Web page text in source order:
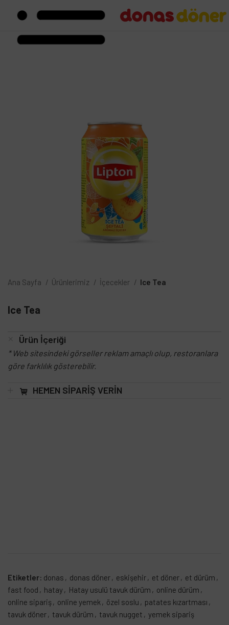
Ana Sayfa Ürünlerimiz İçecekler Ice Tea
Ice Tea
Ürün İçeriği
* Web sitesindeki görseller reklam amaçlı olup, restoranlara
göre farklılık gösterebilir.
HEMEN SİPARİŞ VERİN
Etiketler: donas , donas döner, eskişehir, et döner, et dürüm ,
fast food , hatay, Hatay usulü tavuk dürüm , online dürüm ,
online sipariş, online yemek , özel soslu , patates kızartması ,
tavuk döner, tavuk dürüm , tavuk nugget , yemek sipariş